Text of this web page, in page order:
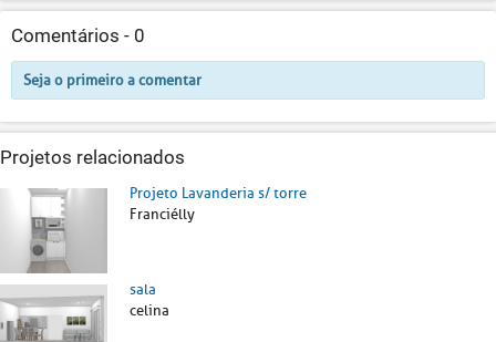
Comentários - 0
Seja o primeiro a comentar
Projetos relacionados
Projeto Lavanderia s/ torre
Franciélly
sala
celina